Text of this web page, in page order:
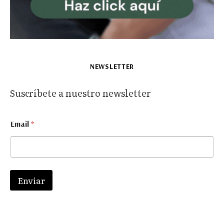
NEWSLETTER
Suscríbete a nuestro newsletter
m
a
l
m
i
Email *
Enviar